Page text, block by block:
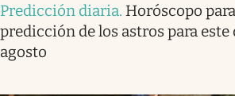
Predicción diaria. Horóscopo
predicción de los astros para
agosto